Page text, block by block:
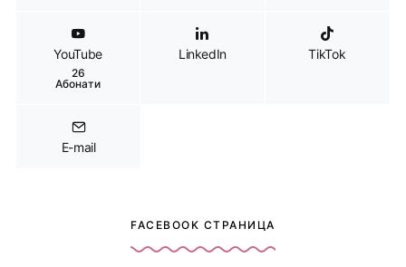
YouTube
26
Абонати
LinkedIn TikTok
E-mail
FACEBOOK СТРАНИЦА